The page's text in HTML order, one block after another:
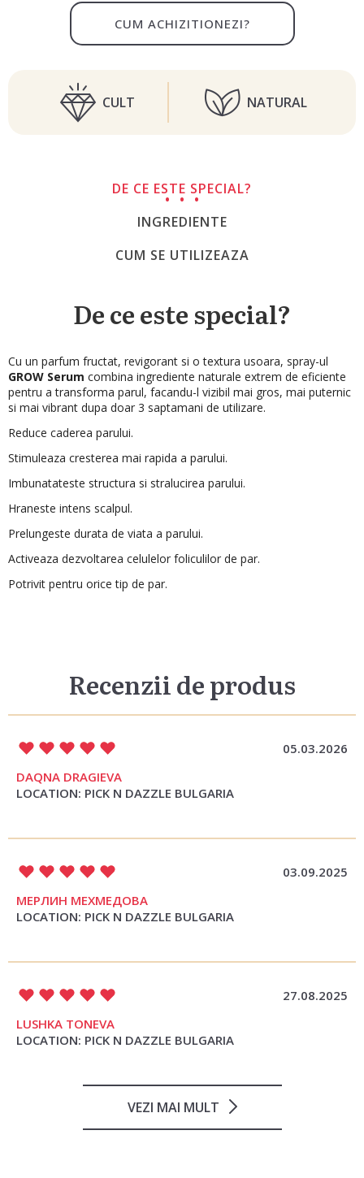
CUM ACHIZITIONEZI?
CULT NATURAL
DE CE ESTE SPECIAL?
INGREDIENTE
CUM SE UTILIZEAZA
De ce este special?
Cu un parfum fructat, revigorant si o textura usoara, spray-ul
GROW Serum combina ingrediente naturale extrem de eficiente
pentru a transforma parul, facandu-l vizibil mai gros, mai puternic
si mai vibrant dupa doar 3 saptamani de utilizare.
Reduce caderea parului.
Stimuleaza cresterea mai rapida a parului.
Imbunatateste structura si stralucirea parului.
Hraneste intens scalpul.
Prelungeste durata de viata a parului.
Activeaza dezvoltarea celulelor foliculilor de par.
Potrivit pentru orice tip de par.
Recenzii de produs
05.03.2026
DAQNA DRAGIEVA
LOCATION: PICK N DAZZLE BULGARIA
03.09.2025
МЕРЛИН МЕХМЕДОВА
LOCATION: PICK N DAZZLE BULGARIA
27.08.2025
LUSHKA TONEVA
LOCATION: PICK N DAZZLE BULGARIA
VEZI MAI MULT